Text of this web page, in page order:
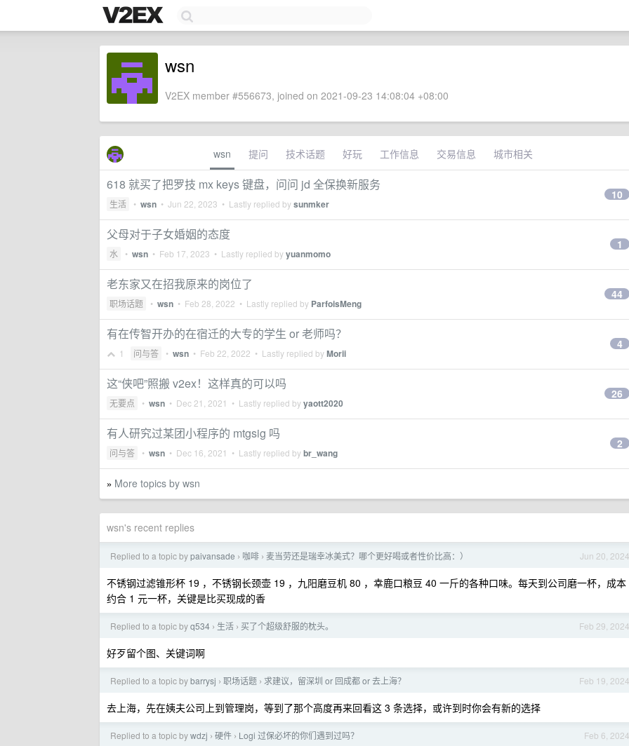
wsn
V2EX member #556673, joined on 2021-09-23 14:08:04 +08:00
wsn 提问 技术话题 好玩 工作信息 交易信息 城市相关
618 就买了把罗技 mx keys 键盘，问问 jd 全保换新服务
生活 • wsn • Jun 22, 2023 • Lastly replied bysunmker
10
父母对于子女婚姻的态度
水 • wsn • Feb 17, 2023 • Lastly replied byyuanmomo
1
老东家又在招我原来的岗位了
职场话题 • wsn • Feb 28, 2022 • Lastly replied by ParfoisMeng
44
有在传智开办的在宿迁的大专的学生 or 老师吗？
1 问与答 • wsn • Feb 22, 2022 • Lastly replied byMorii
4
这“侠吧”照搬 v2ex！这样真的可以吗
无要点 • wsn • Dec 21, 2021 • Lastly replied byyaott2020
26
有人研究过某团小程序的 mtgsig 吗
问与答 • wsn • Dec 16, 2021 • Lastly replied bybr_wang
2
» More topics by wsn
wsn's recent replies
Jun 20, 2024
Replied to a topic bypaivansade › 咖啡 › 麦当劳还是瑞幸冰美式？哪个更好喝或者性价比高：）
不锈钢过滤锥形杯 19 ，不锈钢长颈壶 19 ，九阳磨豆机 80 ，幸鹿口粮豆 40 一斤的各种口味。每天到公司磨一杯，成本
约合 1 元一杯，关键是比买现成的香
Feb 29, 2024
Replied to a topic byq534 › 生活 › 买了个超级舒服的枕头。
好歹留个图、关键词啊
Feb 19, 2024
Replied to a topic bybarrysj › 职场话题 › 求建议，留深圳 or 回成都 or 去上海？
去上海，先在姨夫公司上到管理岗，等到了那个高度再来回看这 3 条选择，或许到时你会有新的选择
Feb 6, 2024
Replied to a topic bywdzj › 硬件 › Logi 过保必坏的你们遇到过吗？